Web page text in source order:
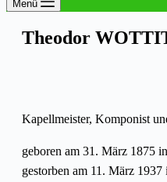
Menü
Theodor
Kapellmeister, Komponist
geboren am 31. März 1875
gestorben am 11. März 1937